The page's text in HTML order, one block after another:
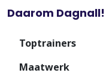
Daarom Dagnall!
Toptrainers
Maatwerk